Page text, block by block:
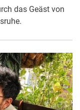
das Geäst von